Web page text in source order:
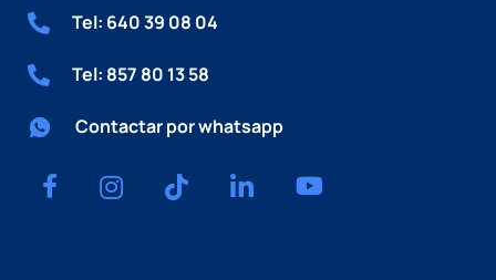
Tel: 640 39 08 04
Tel: 857 80 13 58
Contactar por whatsapp